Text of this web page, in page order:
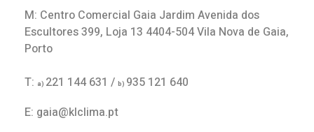
M: Centro Comercial Gaia Jardim Avenida dos
Escultores 399, Loja 13 4404-504 Vila Nova de Gaia,
Porto
T: a) 221 144 631 / b) 935 121 640
E: gaia@klclima.pt